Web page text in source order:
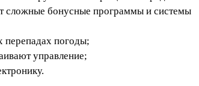
сложные бонусные программы и системы
перепадах погоды;
управление;